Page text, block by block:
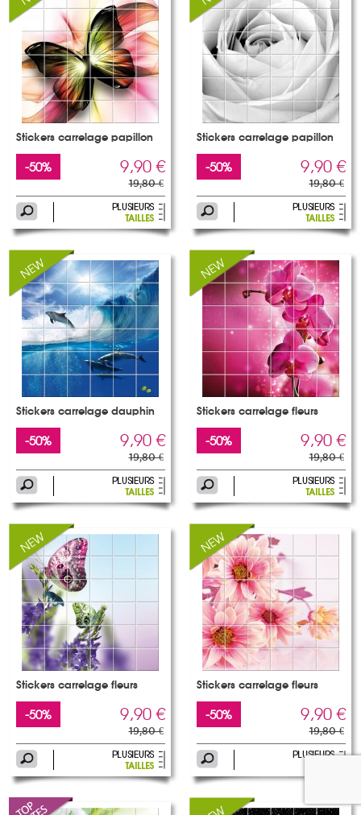
Stickers carrelage papillon
-50% 9,90 €
19,80 €
Stickers carrelage papillon
-50% 9,90 €
19,80 €
Stickers carrelage dauphin
-50% 9,90 €
19,80 €
Stickers carrelage fleurs
-50% 9,90 €
19,80 €
Stickers carrelage fleurs
-50% 9,90 €
19,80 €
Stickers carrelage fleurs
-50% 9,90 €
19,80 €